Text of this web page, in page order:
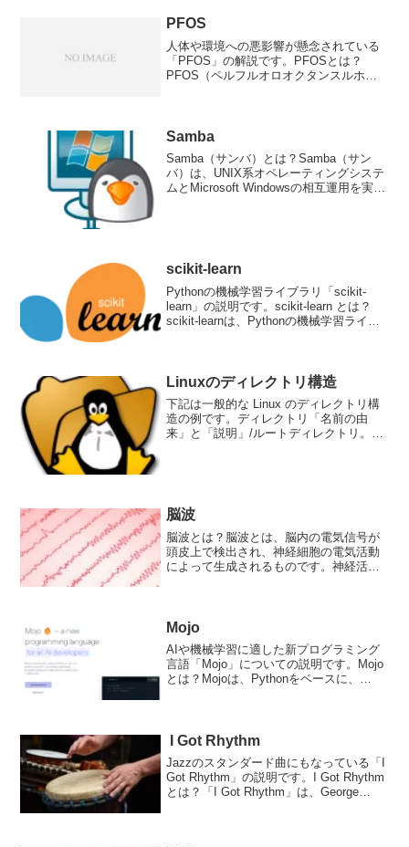
PFOS
人体や環境への悪影響が懸念されている
「PFOS」の解説です。PFOSとは？
PFOS（ペルフルオロオクタンスルホン
ていましたが、近年、...
Samba
Samba（サンバ）とは？Samba（サン
バ）は、UNIX系オペレーティングシステ
ムとMicrosoft Windowsの相互運用を実現
scikit-learn
Pythonの機械学習ライブラリ「scikit-
learn」の説明です。scikit-learn とは？
scikit-learnは、Pythonの機械学習ライブ
Linuxのディレクトリ構造
下記は一般的な Linux のディレクトリ構
造の例です。ディレクトリ「名前の由
来」と「説明」/ルートディレクトリ。す
脳波
脳波とは？脳波とは、脳内の電気信号が
頭皮上で検出され、神経細胞の電気活動
によって生成されるものです。神経活動
って記録される電極は、脳の...
Mojo
AIや機械学習に適した新プログラミング
言語「Mojo」についての説明です。Mojo
とは？Mojoは、Pythonをベースに、
I Got Rhythm
Jazzのスタンダード曲にもなっている「I
Got Rhythm」の説明です。I Got Rhythm
とは？「I Got Rhythm」は、George